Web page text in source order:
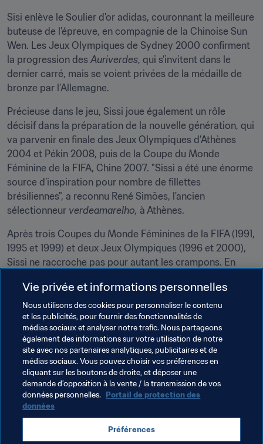
Sisi enlève le Soulier d'or adidas, couronnant la meilleure
buteuse de l’épreuve, en compagnie de la Chinoise Sun
Wen. Les Jeux Olympiques de Sydney 2000 confirment
la progression des Auriverdes, qui s’invitent dans le
dernier carré, mais se voient privées de la médaille de
bronze par l’Allemagne.
Précieuse dans le jeu, Sissi joue également un rôle
décisif dans la préparation de la nouvelle génération, qui
va parvenir en finale des Jeux Olympiques d’Athènes
2004 et Pékin 2008, puis de la Coupe du Monde
Féminine de la FIFA, Chine 2007. "Sissi a été une énorme
source d’inspiration pour nombre de fillettes
brésiliennes", a reconnu René Simões, l'ancien
sélectionneur verdeamarelho, à Athènes.
Après trois Coupes du Monde Féminines de la FIFA (1991,
1995 et 1999) et deux Jeux Olympiques (1996 et 2000),
Sissi ne raccroche pas pour autant les crampons. En
statut de meneuse de jeu et celui de membre de la
commission technique du centre de formation. Elle
foulera pour la dernière fois les terrains en 2009, à 42
ans, pour le compte de FC Gold Pride, dont elle
deviendra responsable technique. "Le football m’a
beaucoup donné et j’espère pouvoir lui rendre. Je
n’arrive pas à m’éloigner de ce sport."
Thèmes en lien
Brazil CONMEBOL
Vie privée et informations personnelles
Nous utilisons des cookies pour personnaliser le contenu
et les publicités, pour fournir des fonctionnalités de
médias sociaux et analyser notre trafic. Nous partageons
également des informations sur votre utilisation de notre
site avec nos partenaires analytiques, publicitaires et de
médias sociaux. Vous pouvez choisir vos préférences en
cliquant sur les boutons de droite, et déposer une
demande d’opposition à la vente / la transmission de vos
données personnelles. Portail de protection des
données
Préférences